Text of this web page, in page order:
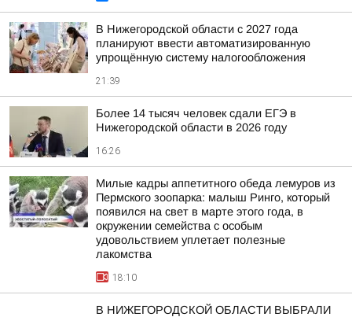
В Нижегородской области с 2027 года
планируют ввести автоматизированную
упрощённую систему налогообложения
21:39
Более 14 тысяч человек сдали ЕГЭ в
Нижегородской области в 2026 году
16:26
Милые кадры аппетитного обеда лемуров из
Пермского зоопарка: малыш Ринго, который
появился на свет в марте этого года, в
окружении семейства с особым
удовольствием уплетает полезные
лакомства
18:10
В НИЖЕГОРОДСКОЙ ОБЛАСТИ ВЫБРАЛИ